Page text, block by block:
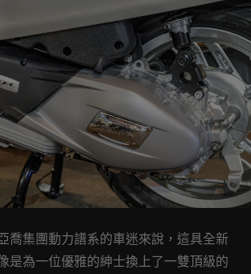
喬集團動力譜系的車迷來說，這具全新
是為一位優雅的紳士換上了一雙頂級的